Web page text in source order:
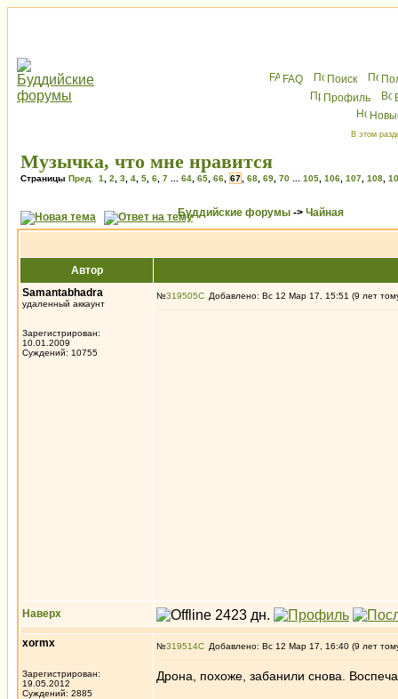
FAQ Поиск
Профиль
В этом
Музычка, что мне нравится
Страницы Пред. 1 2 3 4 5 6 7 64 65 66 67 68 69 70 105 106 107 108
Буддийские форумы -> Чайная
Автор
Samantabhadra
удаленный аккаунт
Зарегистрирован:
10.01.2009
Суждений: 10755
№319505 Добавлено: Вс 12 Мар 17, 15:51 (9 лет
Наверх
xormx
Зарегистрирован:
19.05.2012
Суждений: 2885
№319514 Добавлено: Вс 12 Мар 17, 16:40 (9 лет
Дрона, похоже, забанили снова.